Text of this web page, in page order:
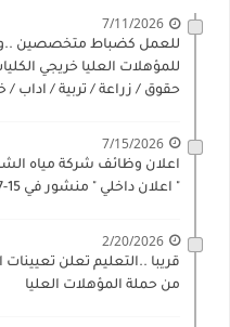
7/11/2026
للعمل كضباط متخصصين
للمؤهلات العليا خريجي
حقوق / زراعة / تربية / اداب /
7/15/2026
اعلان وظائف شركة مياه
" اعلان داخلي " منشور في 15-7-2026
2/20/2026
قريبا ..التعليم تعلن
من حملة المؤهلات العليا